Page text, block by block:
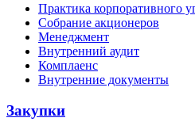
Практика корпоративного
Собрание акционеров
Менеджмент
Внутренний аудит
Комплаенс
Внутренние документы
Закупки